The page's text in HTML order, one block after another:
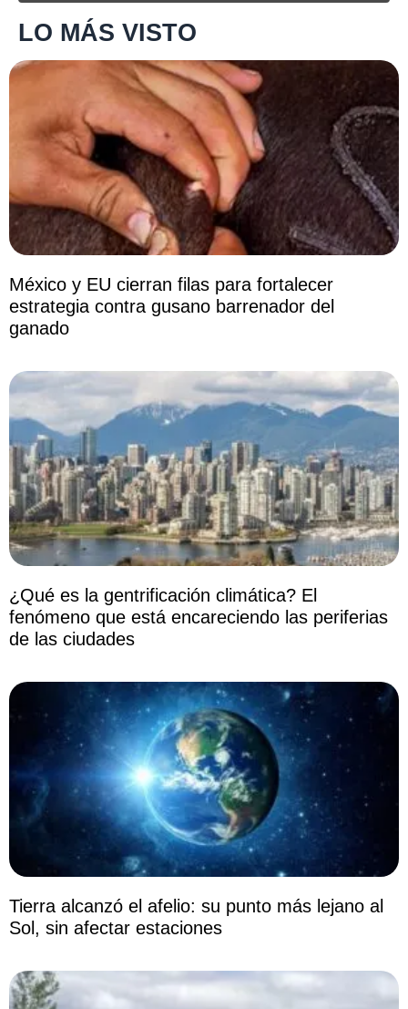
LO MÁS VISTO
México y EU cierran filas para fortalecer
estrategia contra gusano barrenador del
ganado
¿Qué es la gentrificación climática? El
fenómeno que está encareciendo las periferias
de las ciudades
Tierra alcanzó el afelio: su punto más lejano al
Sol, sin afectar estaciones